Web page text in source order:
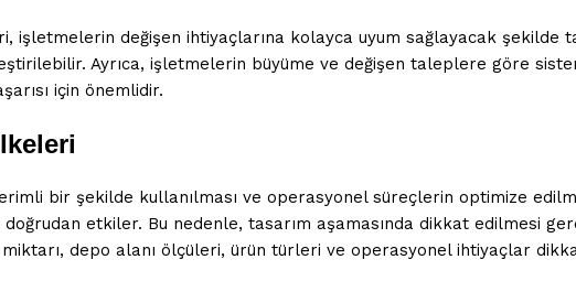
işletmelerin değişen ihtiyaçlarına kolayca uyum sağlayacak
Ayrıca, işletmelerin büyüme ve değişen taleplere göre
için önemlidir.
bir şekilde kullanılması ve operasyonel süreçlerin optimize
doğrudan etkiler. Bu nedenle, tasarım aşamasında dikkat edilmesi
depo alanı ölçüleri, ürün türleri ve operasyonel ihtiyaçlar